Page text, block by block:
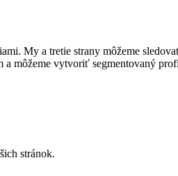
My a tretie strany môžeme
môžeme vytvoriť segmentovaný
stránok.